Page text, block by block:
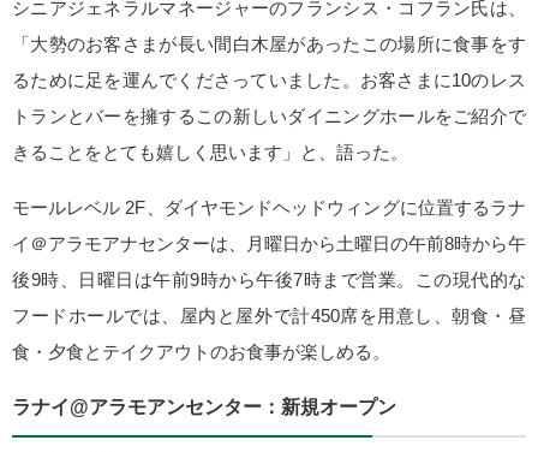
シニアジェネラルマネージャーのフランシス・コフラン氏は、
「大勢のお客さまが長い間白木屋があったこの場所に食事をす
るために足を運んでくださっていました。お客さまに10のレス
トランとバーを擁するこの新しいダイニングホールをご紹介で
きることをとても嬉しく思います」と、語った。
モールレベル 2F、ダイヤモンドヘッドウィングに位置するラナ
イ＠アラモアナセンターは、月曜日から土曜日の午前8時から午
後9時、日曜日は午前9時から午後7時まで営業。この現代的な
フードホールでは、屋内と屋外で計450席を用意し、朝食・昼
食・夕食とテイクアウトのお食事が楽しめる。
ラナイ@アラモアンセンター：新規オープン